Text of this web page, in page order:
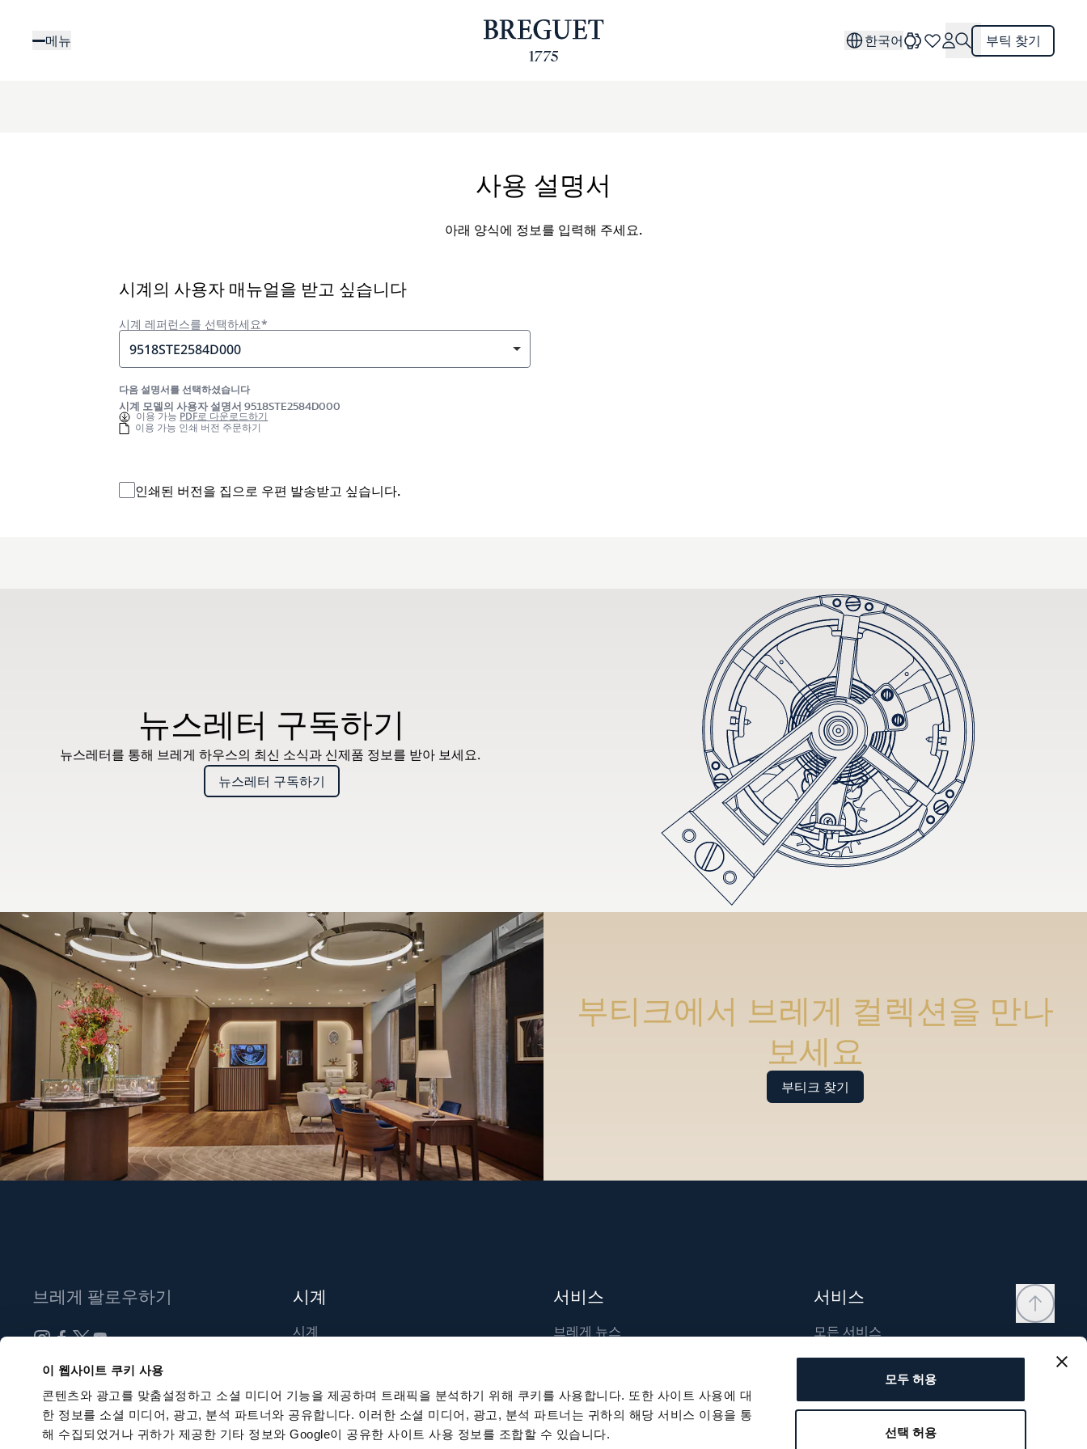
이 웹사이트 쿠키 사용
콘텐츠와 광고를 맞춤설정하고 소셜 미디어 기능을 제공하며 트래픽을 분석하기 위해 쿠키를 사용합니다. 또한 사이트 사용에 대
한 정보를 소셜 미디어, 광고, 분석 파트너와 공유합니다. 이러한 소셜 미디어, 광고, 분석 파트너는 귀하의 해당 서비스 이용을 통
해 수집되었거나 귀하가 제공한 기타 정보와 Google이 공유한 사이트 사용 정보를 조합할 수 있습니다.
모두 허용
선택 허용
메뉴 한국어 부틱 찾기
사용 설명서
아래 양식에 정보를 입력해 주세요.
시계의 사용자 매뉴얼을 받고 싶습니다
시계 레퍼런스를 선택하세요*
9518STE2584D000
다음 설명서를 선택하셨습니다
시계 모델의 사용자 설명서 9518STE2584D000
이용 가능 PDF로 다운로드하기
이용 가능 인쇄 버전 주문하기
인쇄된 버전을 집으로 우편 발송받고 싶습니다.
뉴스레터 구독하기
뉴스레터를 통해 브레게 하우스의 최신 소식과 신제품 정보를 받아 보세요.
뉴스레터 구독하기
부티크에서 브레게 컬렉션을 만나
보세요
부티크 찾기
브레게 팔로우하기
뉴스레터 구독하기
시계
시계
부티크 찾기
서비스
브레게 뉴스
출판물
지속 가능성
채용
서비스
모든 서비스
연락처
위시리스트
사용자 매뉴얼